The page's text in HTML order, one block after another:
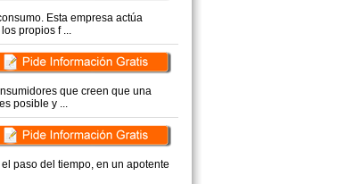
Esta empresa actúa
propios f ...
que creen que una
posible y ...
paso del tiempo, en un apotente